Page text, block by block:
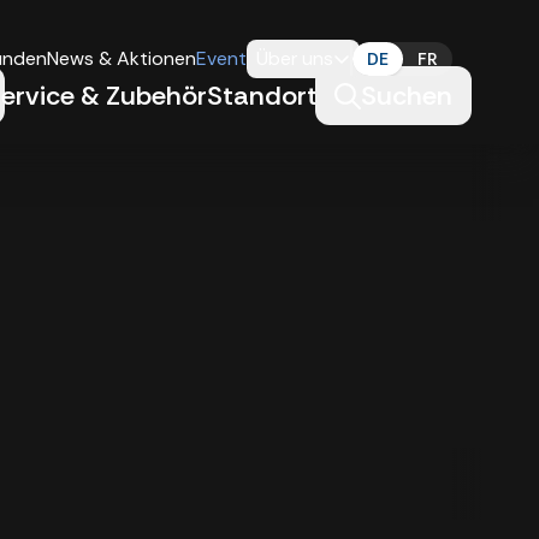
Service & ZubehörStandorte
News & AktionenEvents DE FR